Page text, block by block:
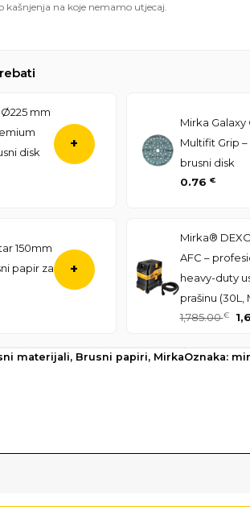
kašnjenja na koje nemamo utjecaj.
mm
disk
+
Mirka Galaxy
Multifit Grip
brusni disk
0.76 €
150mm
papir za
+
Mirka®
AFC –
heavy-duty
prašinu (30L,
1,785.00€
je:
materijali, Brusni papiri, MirkaOznaka: